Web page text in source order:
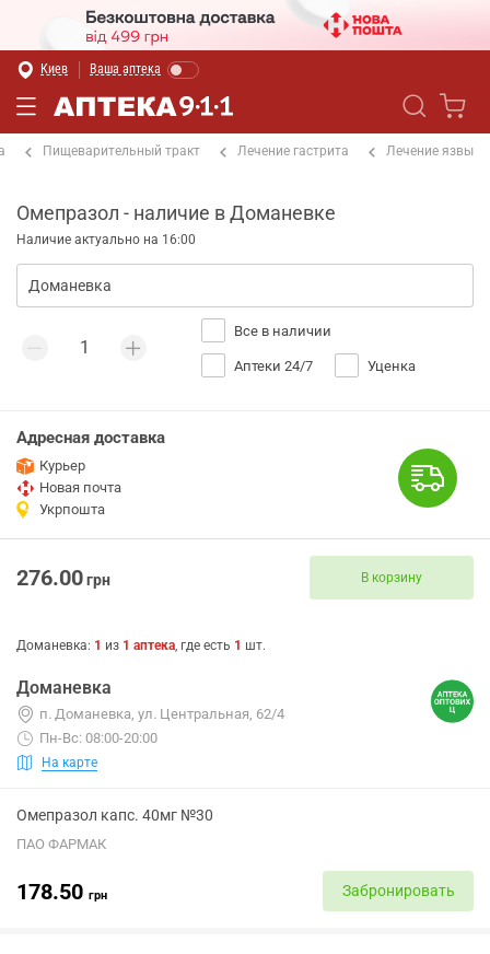
Киев Ваша аптека
Пищеварительный тракт Лечение гастрита Лечение язвы
Омепразол - наличие в Доманевке
Наличие актуально на 16:00
Все в наличии
Аптеки 24/7 Уценка
Адресная доставка
Курьер
Новая почта
Укрпошта
276.00грн В корзину
Доманевка: 1 из 1 аптека, где есть 1 шт.
Доманевка
п. Доманевка, ул. Центральная, 62/4
Пн-Вс: 08:00-20:00
На карте
Омепразол капс. 40мг №30
ПАО ФАРМАК
178.50 грн Забронировать